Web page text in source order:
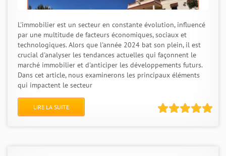
L'immobilier est un secteur en constante évolution, influencé
par une multitude de facteurs économiques, sociaux et
technologiques. Alors que l'année 2024 bat son plein, il est
crucial d'analyser les tendances actuelles qui façonnent le
marché immobilier et d'anticiper les développements futurs.
Dans cet article, nous examinerons les principaux éléments
qui impactent le secteur
LIRE LA SUITE